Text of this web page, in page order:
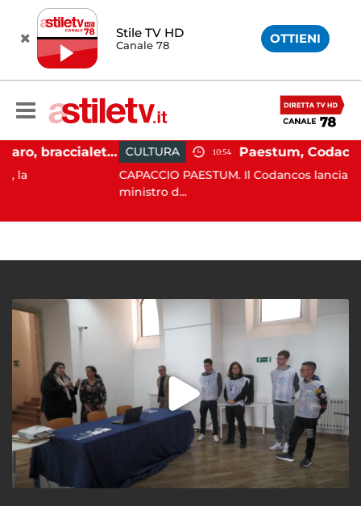
Stile TV HD
Canale 78 OTTIENI
Martina Carbonaro, braccialetto elettronico per i genitori della 14enne uccisa dall'ex CULTURA 10:54
CAPACCIO PAESTUM. Il Codancos lancia un
ministro d...